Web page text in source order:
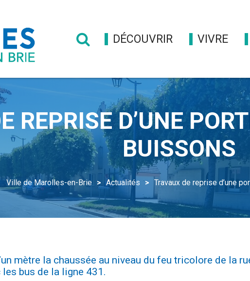
FormulaireDÉCOUVRIR VIVRE
REPRISE D’UNE
BUISSONS
Ville de Marolles-en-Brie Actualités Travaux de reprise d’une
mètre la chaussée au niveau du feu tricolore de la
bus de la ligne 431.